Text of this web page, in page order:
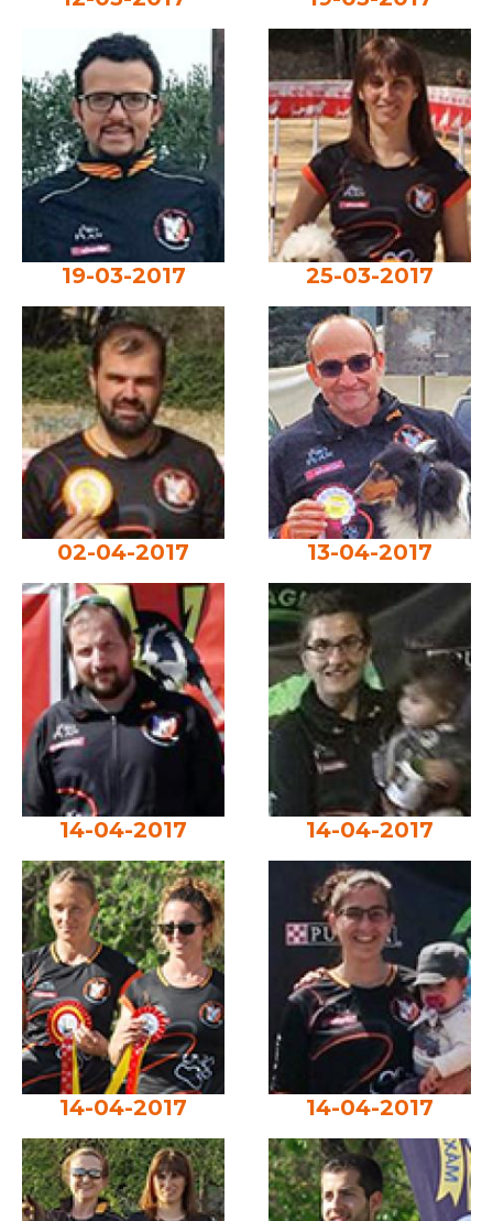
19-03-2017 25-03-2017
02-04-2017 13-04-2017
14-04-2017 14-04-2017
14-04-2017 14-04-2017